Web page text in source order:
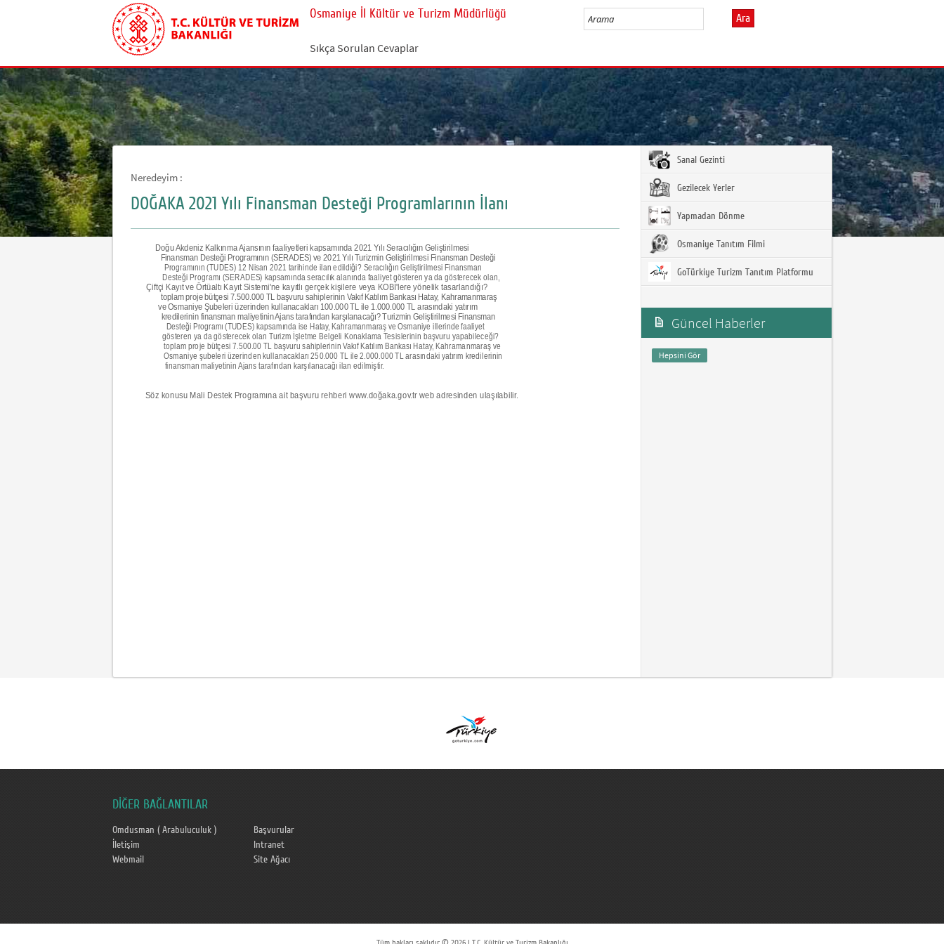
Osmaniye İl Kültür ve Turizm Müdürlüğü Ara
Sıkça Sorulan Cevaplar
Neredeyim :
DOĞAKA 2021 Yılı Finansman Desteği Programlarının İlanı
Doğu Akdeniz Kalkınma Ajansının faaliyetleri kapsamında 2021 Yılı Seracılığın Geliştirilmesi
Finansman Desteği Programının (SERADES) ve 2021 Yılı Turizmin Geliştirilmesi Finansman Desteği
Programının (TUDES) 12 Nisan 2021 tarihinde ilan edildiği? Seracılığın Geliştirilmesi Finansman
Desteği Programı (SERADES) kapsamında seracılık alanında faaliyet gösteren ya da gösterecek olan,
Çiftçi Kayıt ve Örtüaltı Kayıt Sistemi'ne kayıtlı gerçek kişilere veya KOBİ'lere yönelik tasarlandığı?
toplam proje bütçesi 7.500.000 TL başvuru sahiplerinin Vakıf Katılım Bankası Hatay, Kahramanmaraş
ve Osmaniye Şubeleri üzerinden kullanacakları 100.000 TL ile 1.000.000 TL arasındaki yatırım
kredilerinin finansman maliyetinin Ajans tarafından karşılanacağı? Turizmin Geliştirilmesi Finansman
Desteği Programı (TUDES) kapsamında ise Hatay, Kahramanmaraş ve Osmaniye illerinde faaliyet
gösteren ya da gösterecek olan Turizm İşletme Belgeli Konaklama Tesislerinin başvuru yapabileceği?
toplam proje bütçesi 7.500.00 TL başvuru sahiplerinin Vakıf Katılım Bankası Hatay, Kahramanmaraş ve
Osmaniye şubeleri üzerinden kullanacakları 250.000 TL ile 2.000.000 TL arasındaki yatırım kredilerinin
finansman maliyetinin Ajans tarafından karşılanacağı ilan edilmiştir.
Söz konusu Mali Destek Programına ait başvuru rehberi www.doğaka.gov.tr web adresinden ulaşılabilir.
Sanal Gezinti
Gezilecek Yerler
Yapmadan Dönme
Osmaniye Tanıtım Filmi
GoTürkiye Turizm Tanıtım Platformu
Güncel Haberler
Hepsini Gör
DİĞER BAĞLANTILAR
Omdusman ( Arabuluculuk )
İletişim
Başvurular
Intranet
Webmail
Site Ağacı